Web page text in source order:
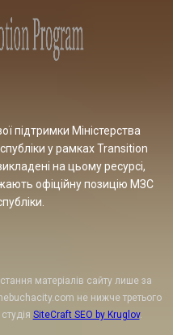
підтримки Міністерства
у рамках Transition
на цьому ресурсі,
офіційну позицію МЗС
матеріалів сайту лише за
не нижче третього
SiteCraft SEO by Kruglov.